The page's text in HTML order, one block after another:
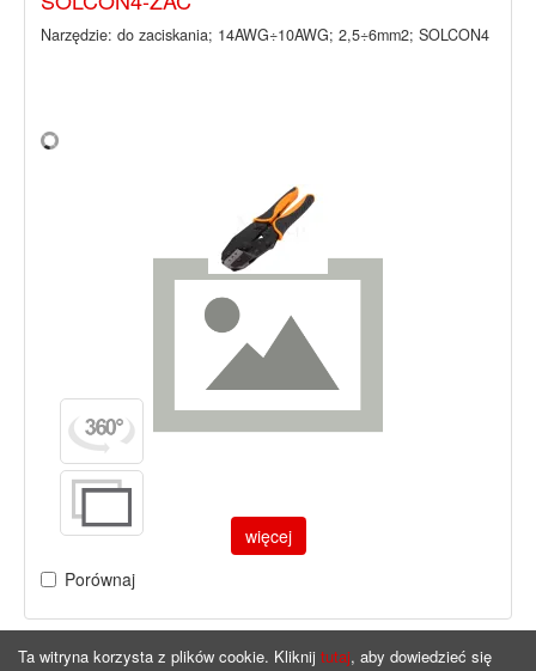
Narzędzie: do zaciskania; 14AWG÷10AWG; 2,5÷6mm2; SOLCON4
więcej
Porównaj
Ta witryna korzysta z plików cookie. Kliknij tutaj, aby dowiedzieć się